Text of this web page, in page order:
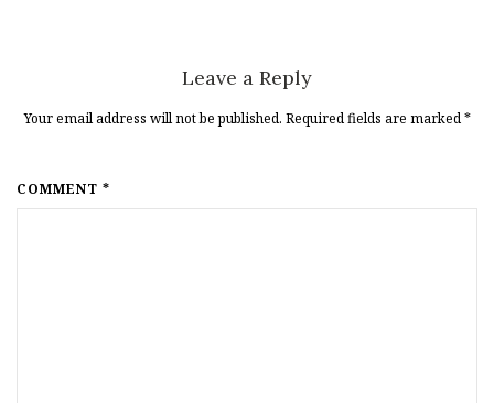
Leave a Reply
Your email address will not be published. Required fields are marked*
COMMENT *